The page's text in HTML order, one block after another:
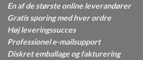
En af de største online leverandører
Gratis sporing med hver ordre
Høj leveringssucces
Professionel e-mailsupport
Diskret emballage og fakturering